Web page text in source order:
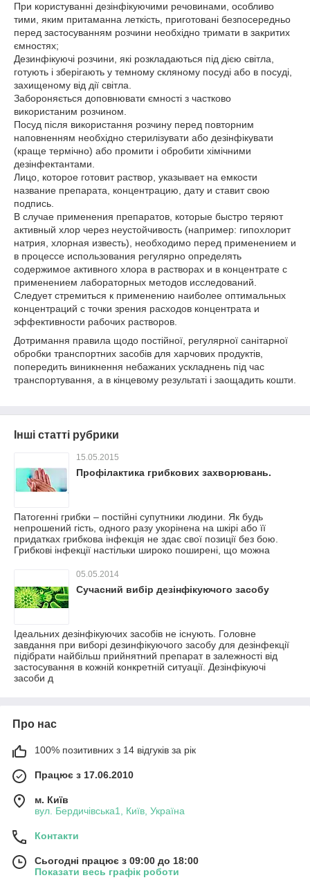
При користуванні дезінфікуючими речовинами, особливо
тими, яким притаманна леткість, приготовані безпосередньо
перед застосуванням розчини необхідно тримати в закритих
ємностях;
Дезинфікуючі розчини, які розкладаються під дією світла,
готують і зберігають у темному скляному посуді або в посуді,
захищеному від дії світла.
Забороняється доповнювати ємності з частково
використаним розчином.
Посуд після використання розчину перед повторним
наповненням необхідно стерилізувати або дезінфікувати
(краще термічно) або промити і обробити хімічними
дезінфектантами.
Лицо, которое готовит раствор, указывает на емкости
название препарата, концентрацию, дату и ставит свою
подпись.
В случае применения препаратов, которые быстро теряют
активный хлор через неустойчивость (например: гипохлорит
натрия, хлорная известь), необходимо перед применением и
в процессе использования регулярно определять
содержимое активного хлора в растворах и в концентрате с
применением лабораторных методов исследований.
Следует стремиться к применению наиболее оптимальных
концентраций с точки зрения расходов концентрата и
эффективности рабочих растворов.
Дотримання правила щодо постійної, регулярної санітарної
обробки транспортних засобів для харчових продуктів,
попередить виникнення небажаних ускладнень під час
транспортування, а в кінцевому результаті і заощадить кошти.
Інші статті рубрики
15.05.2015
Профілактика грибкових захворювань.
Патогенні грибки – постійні супутники людини. Як будь
непрошений гість, одного разу укорінена на шкірі або її
придатках грибкова інфекція не здає свої позиції без бою.
Грибкові інфекції настільки широко поширені, що можна
05.05.2014
Сучасний вибір дезінфікуючого засобу
Ідеальних дезінфікуючих засобів не існують. Головне
завдання при виборі дезинфікуючого засобу для дезінфекції
підібрати найбільш прийнятний препарат в залежності від
застосування в кожній конкретній ситуації. Дезінфікуючі
засоби д
Про нас
100% позитивних з 14 відгуків за рік
Працює з 17.06.2010
м. Київ
вул. Бердичівська1, Київ, Україна
Контакти
Сьогодні працює з 09:00 до 18:00
Показати весь графік роботи